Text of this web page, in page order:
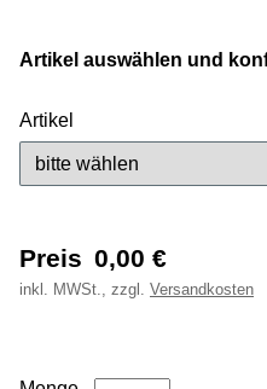
Artikel auswählen und
Artikel
Preis 0,00 €
inkl. MWSt., zzgl. Versandkosten